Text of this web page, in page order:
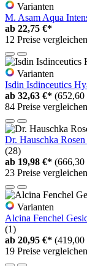
Varianten
M. Asam Aqua
ab 22,75 €*
12 Preise vergleichen
Varianten
Isdin Isdinceutics
ab 32,63 €* (652,60
84 Preise vergleichen
Dr. Hauschka
(28)
ab 19,98 €* (666,30
23 Preise vergleichen
Varianten
Alcina Fenchel
(1)
ab 20,95 €* (419,00
19 Preise vergleichen